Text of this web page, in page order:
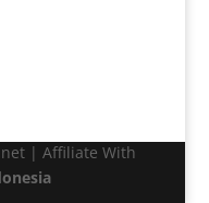
| Affiliate With